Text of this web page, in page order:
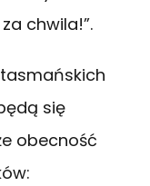
chwila!”.
się
obecność